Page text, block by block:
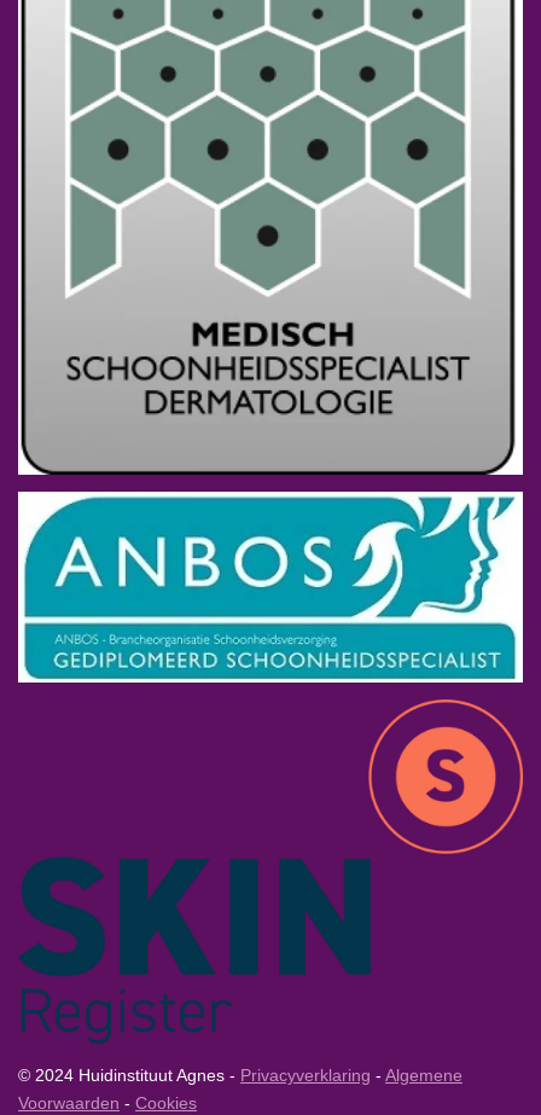
© 2024 Huidinstituut Agnes - Privacyverklaring - Algemene
Voorwaarden - Cookies